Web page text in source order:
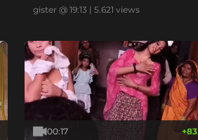
gister @ 19:13 | 5.621 views
00:17 +83